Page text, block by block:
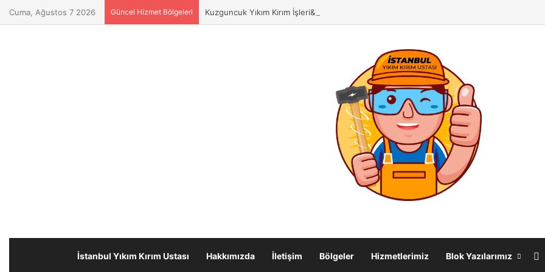
Cuma, Ağustos 7 2026 Güncel Hizmet Bölgeleri Kuzguncuk Yıkım Kırım İşleri& Duvar Yıkma Ustası
İstanbul Yıkım Kırım Ustası Hakkımızda İletişim Bölgeler Hizmetlerimiz Blok Yazılarımız